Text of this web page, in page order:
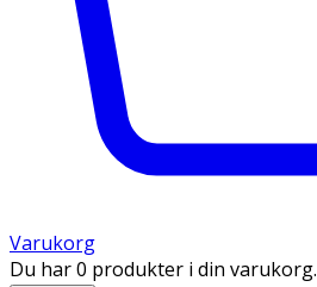
Varukorg
Du har 0 produkter i din varukorg.